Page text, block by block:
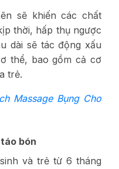
sẽ khiến các chất
thời, hấp thụ ngược
dài sẽ tác động xấu
thể, bao gồm cả cơ
trẻ.
Massage Bụng Cho
bón
và trẻ từ 6 tháng